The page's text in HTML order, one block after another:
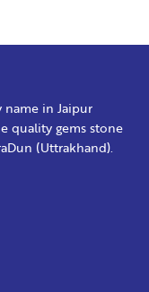
name in Jaipur
quality gems stone
(Uttrakhand).